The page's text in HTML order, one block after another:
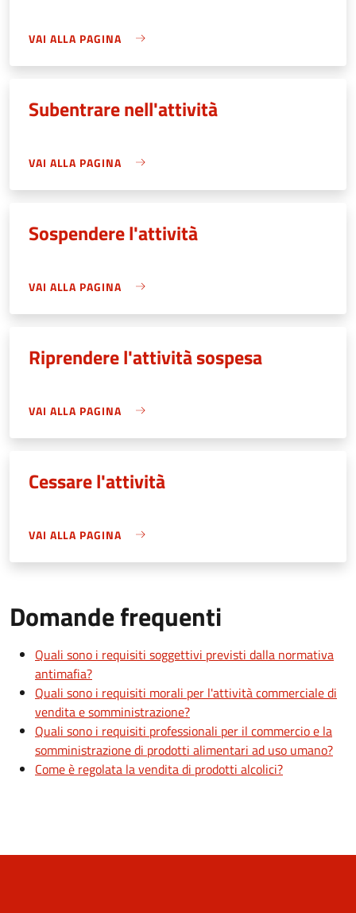
VAI ALLA PAGINA
Subentrare nell'attività
VAI ALLA PAGINA
Sospendere l'attività
VAI ALLA PAGINA
Riprendere l'attività sospesa
VAI ALLA PAGINA
Cessare l'attività
VAI ALLA PAGINA
Domande frequenti
Quali sono i requisiti soggettivi previsti dalla normativa
antimafia?
Quali sono i requisiti morali per l'attività commerciale di
vendita e somministrazione?
Quali sono i requisiti professionali per il commercio e la
somministrazione di prodotti alimentari ad uso umano?
Come è regolata la vendita di prodotti alcolici?